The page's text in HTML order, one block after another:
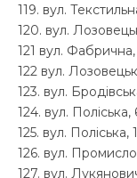
119. вул.
120. вул.
121 вул.
122 вул.
123. вул.
124. вул.
125. вул.
126. вул.
127. вул.